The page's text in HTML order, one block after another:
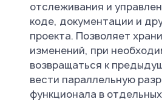
отслеживания и
коде, документации и
проекта. Позволяет
изменений, при
возвращаться к
вести параллельную
функционала в